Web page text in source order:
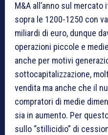
M&A all’anno sul
sopra le 1200-1250 con
miliardi di euro, dunque
operazioni piccole e
anche per motivi
sottocapitalizzazione,
vendita ma anche che il
compratori di medie
sia in aumento. Per
sullo “stillicidio” di